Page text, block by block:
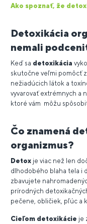
Ako spoznať, že
Detoxikácia
nemali
Keď sa detoxikácia
skutočne veľmi pomôcť
nežiadúcich látok a
vyvarovať extrémnych a
ktoré vám môžu
Čo znamená
organizmus?
Detox je viac než len
dlhodobého blaha tela i
zbavujete
prírodných
pečene, obličiek, pľúc a
Cieľom detoxikácie je